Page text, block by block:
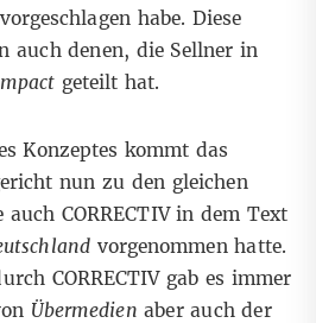
habe. Diese
auch denen, die Sellner in
geteilt hat.
Konzeptes kommt das
nun zu den gleichen
CORRECTIV in dem Text
vorgenommen hatte.
CORRECTIV gab es immer
Übermedien aber auch der